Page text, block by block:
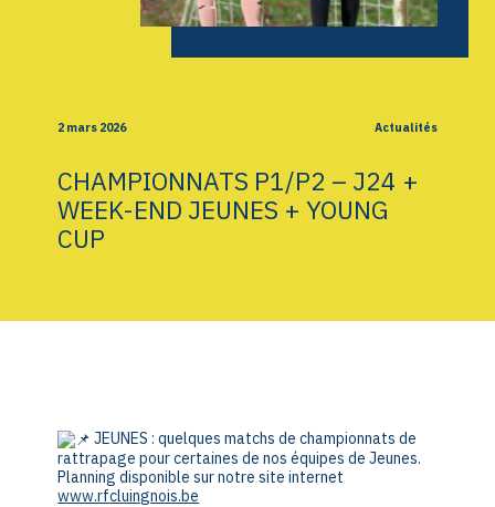
2 mars 2026 Actualités
CHAMPIONNATS P1/P2 – J24 +
WEEK-END JEUNES + YOUNG
CUP
JEUNES : quelques matchs de championnats de
rattrapage pour certaines de nos équipes de Jeunes.
Planning disponible sur notre site internet
www.rfcluingnois.be